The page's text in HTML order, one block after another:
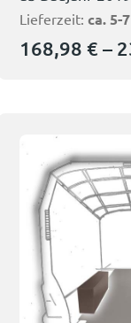
Lieferzeit: ca. 5-
168,98 € –